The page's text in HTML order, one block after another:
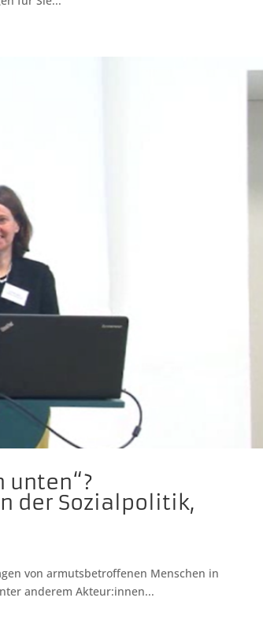
unten“?
der Sozialpolitik,
von armutsbetroffenen Menschen in
anderem Akteur:innen...